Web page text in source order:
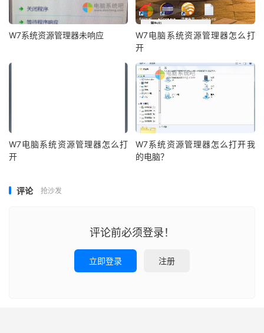
W7系统资源管理器未响应
W7电脑系统资源管理器怎么打
开
W7电脑系统资源管理器怎么打
开
W7系统资源管理器怎么打开我
的电脑？
评论 抢沙发
评论前必须登录！
立即登录 注册